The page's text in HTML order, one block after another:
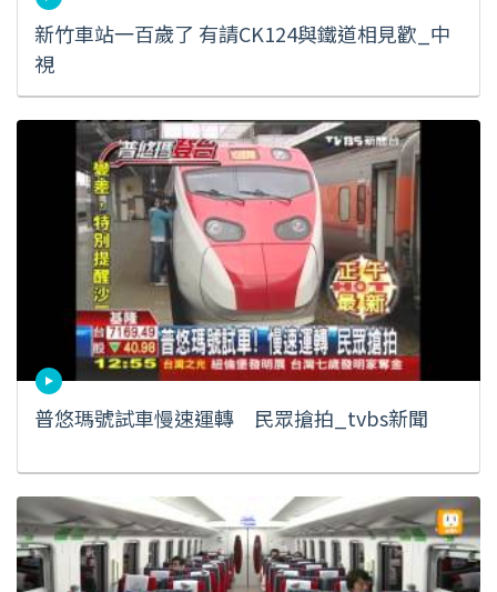
新竹車站一百歲了 有請CK124與鐵道相見歡_中
視
普悠瑪號試車慢速運轉 民眾搶拍_tvbs新聞